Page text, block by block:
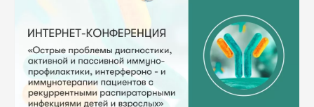
медицинской иммунологии и адаптационной